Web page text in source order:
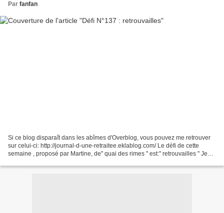
Par fanfan
Si ce blog disparaît dans les abîmes d'Overblog, vous pouvez me retrouver
sur celui-ci: http://journal-d-une-retraitee.eklablog.com/ Le défi de cette
semaine , proposé par Martine, de" quai des rimes " est:" retrouvailles " Je